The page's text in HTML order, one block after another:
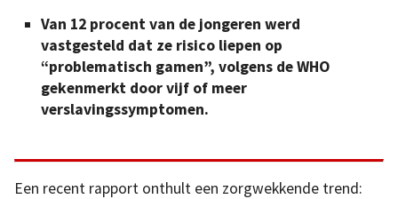
Van 12 procent van de jongeren werd
vastgesteld dat ze risico liepen op
“problematisch gamen”, volgens de WHO
gekenmerkt door vijf of meer
verslavingssymptomen.
Een recent rapport onthult een zorgwekkende trend: